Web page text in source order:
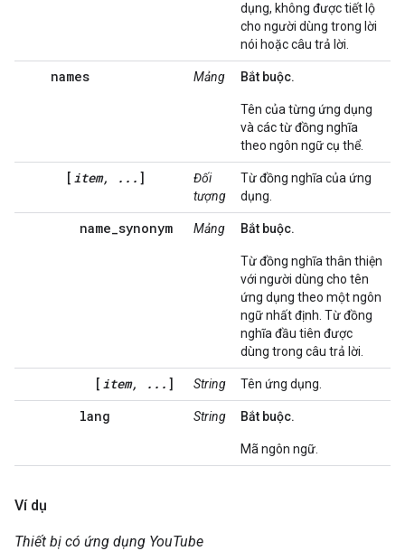
dụng, không được tiết lộ
cho người dùng trong lời
nói hoặc câu trả lời.
names Mảng Bắt buộc.
Tên của từng ứng dụng
và các từ đồng nghĩa
theo ngôn ngữ cụ thể.
[ item, ... ]
Đối
tượng
Từ đồng nghĩa của ứng
dụng.
name_synonym Mảng Bắt buộc.
Từ đồng nghĩa thân thiện
với người dùng cho tên
ứng dụng theo một ngôn
ngữ nhất định. Từ đồng
nghĩa đầu tiên được
dùng trong câu trả lời.
[ item, ... ] String Tên ứng dụng.
lang String Bắt buộc.
Mã ngôn ngữ.
Ví dụ
Thiết bị có ứng dụng YouTube